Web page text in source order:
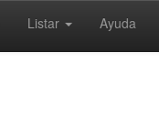
Listar Ayuda